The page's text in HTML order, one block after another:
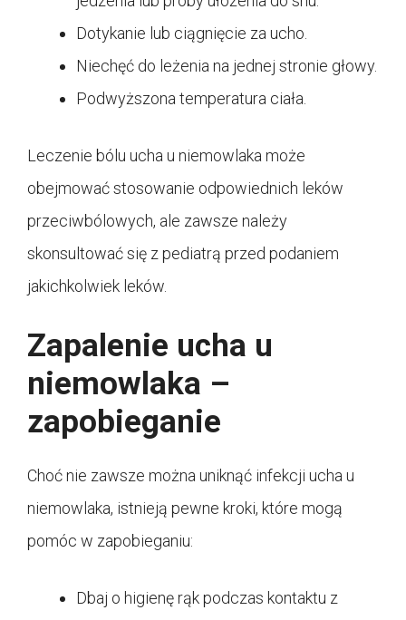
Dotykanie lub ciągnięcie za ucho.
Niechęć do leżenia na jednej stronie głowy.
Podwyższona temperatura ciała.
Leczenie bólu ucha u niemowlaka może
obejmować stosowanie odpowiednich leków
przeciwbólowych, ale zawsze należy
skonsultować się z pediatrą przed podaniem
jakichkolwiek leków.
Zapalenie ucha u
niemowlaka –
zapobieganie
Choć nie zawsze można uniknąć infekcji ucha u
niemowlaka, istnieją pewne kroki, które mogą
pomóc w zapobieganiu:
Dbaj o higienę rąk podczas kontaktu z